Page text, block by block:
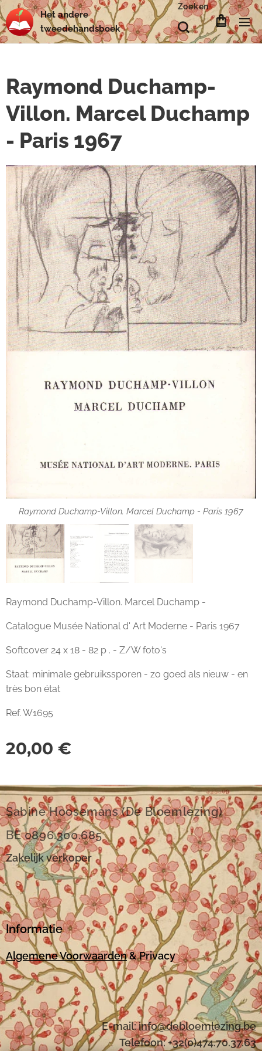
Hetandere
tweedehandsboek
Zoeken
Raymond Duchamp-
Villon. Marcel Duchamp
- Paris 1967
Raymond Duchamp-Villon. Marcel Duchamp - Paris 1967
Raymond Duchamp-Villon. Marcel Duchamp - Paris 1967
Raymond Duchamp-Villon. Marcel Duchamp - Paris 1967
Raymond Duchamp-Villon. Marcel Duchamp -
Catalogue Musée National d' Art Moderne - Paris 1967
Softcover 24 x 18 - 82 p . - Z/W foto's
Staat: minimale gebruikssporen - zo goed als nieuw - en
très bon état
Ref. W1695
20,00 €
Sabine Hoosemans (De Bloemlezing)
BE 0896.300.685
Zakelijk verkoper
Informatie
Algemene Voorwaarden& Privacy
E-mail:info@debloemlezing.be
Telefoon: +32(0)474.70.37.63